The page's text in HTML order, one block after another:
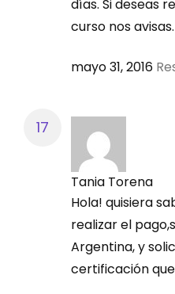
días. Si deseas
curso nos
mayo 31, 2016
Tania Torena
Hola! quisiera
realizar el
Argentina, y
certificación